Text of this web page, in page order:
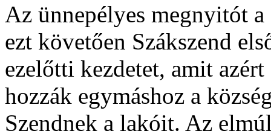
Az ünnepélyes megnyitót
ezt követően Szákszend
ezelőtti kezdetet, amit
hozzák egymáshoz a
Szendnek a lakóit. Az